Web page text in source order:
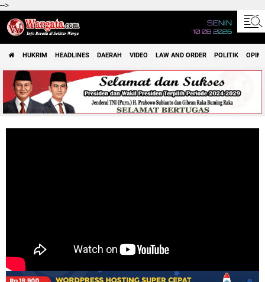
-->
SENIN
10 08 2026
HUKRIM HEADLINES DAERAH VIDEO LAW AND ORDER POLITIK OPINI